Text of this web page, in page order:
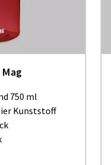
750 ml
Kunststoff